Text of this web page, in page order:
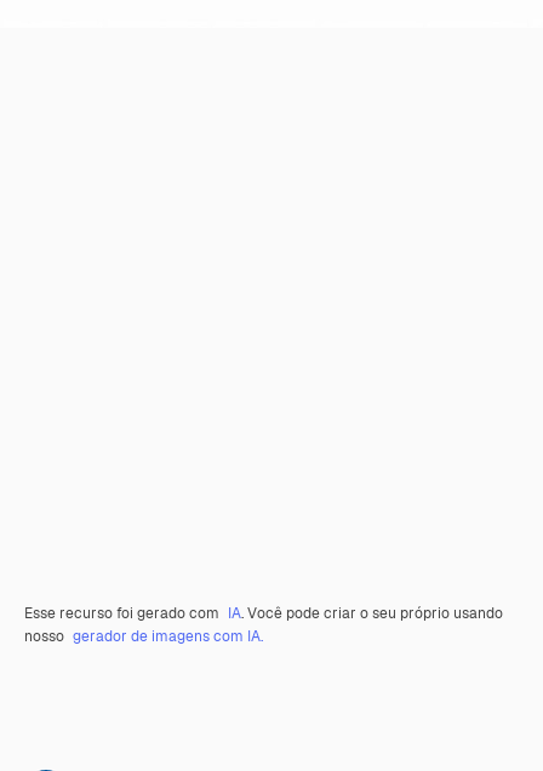
Esse recurso foi gerado com IA. Você pode criar o seu próprio usando
nosso gerador de imagens com IA.